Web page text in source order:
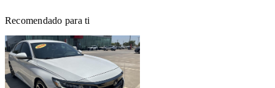
Recomendado para ti